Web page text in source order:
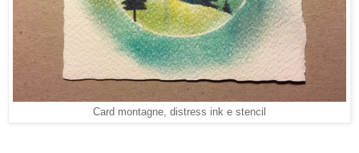
Card montagne, distress ink e stencil